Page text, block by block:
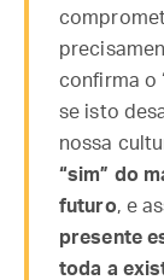
confirma o
se isto
nossa
“sim” do
futuro, e
presente
toda a